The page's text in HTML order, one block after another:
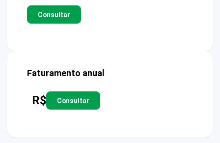
Consultar
Faturamento anual
R$ Consultar